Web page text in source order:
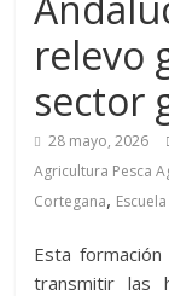
relevo
sector
28 mayo, 2026
Agricultura Pesca
Cortegana,
Esta
transmitir las